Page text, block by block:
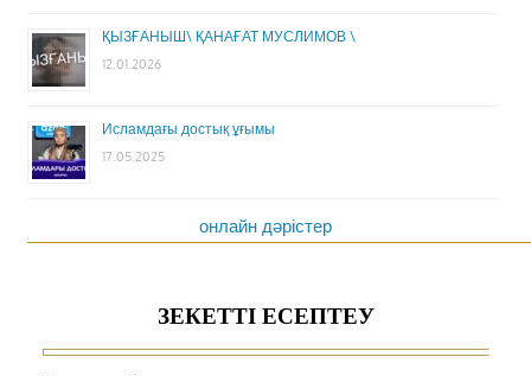
ҚЫЗҒАНЫШ\ ҚАНАҒАТ МУСЛИМОВ \
12.01.2026
Исламдағы достық ұғымы
17.05.2025
онлайн дәрістер